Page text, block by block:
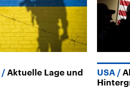
Aktuelle Lage und
USA